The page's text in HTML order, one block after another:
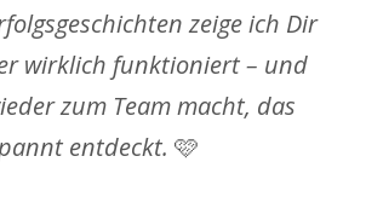
zeige ich Dir
wirklich funktioniert – und
zum Team macht, das
entdeckt. 🩷